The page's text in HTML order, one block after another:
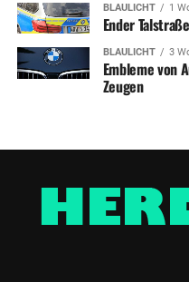
BLAULICHT 1
Ender
BLAULICHT 3
Embleme von
Zeugen